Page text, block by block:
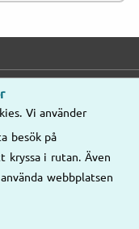
Vi använder
besök på
kryssa i rutan. Även
webbplatsen
Våra kontor